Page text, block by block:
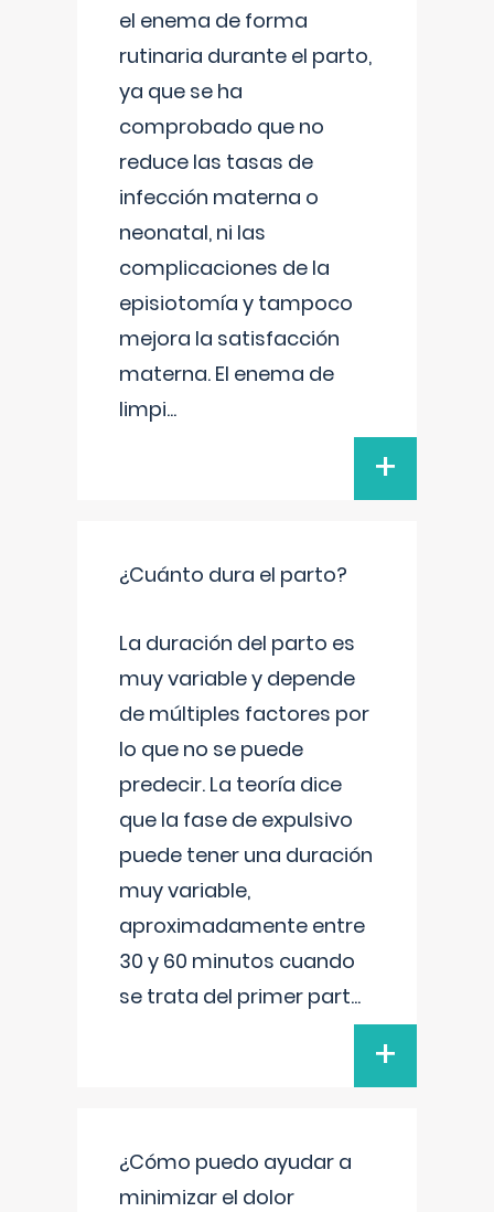
el enema de forma
rutinaria durante el parto,
ya que se ha
comprobado que no
reduce las tasas de
infección materna o
neonatal, ni las
complicaciones de la
episiotomía y tampoco
mejora la satisfacción
materna. El enema de
limpi...
+
¿Cuánto dura el parto?
La duración del parto es
muy variable y depende
de múltiples factores por
lo que no se puede
predecir. La teoría dice
que la fase de expulsivo
puede tener una duración
muy variable,
aproximadamente entre
30 y 60 minutos cuando
se trata del primer part...
+
¿Cómo puedo ayudar a
minimizar el dolor